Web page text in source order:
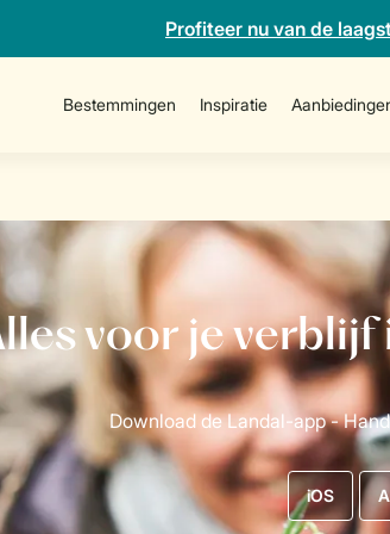
Profiteer nu van de
Bestemmingen Inspiratie
iOS